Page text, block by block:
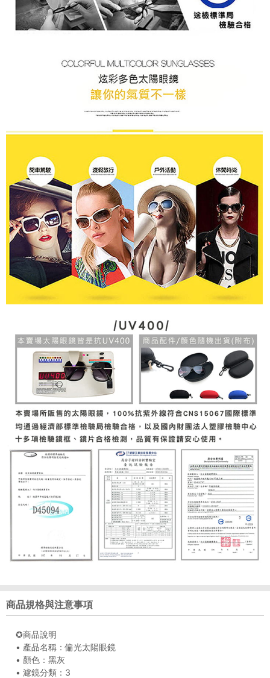
商品規格與注意事項
✪商品說明
• 產品名稱：偏光太陽眼鏡
• 顏色：黑灰
• 濾鏡分類：3